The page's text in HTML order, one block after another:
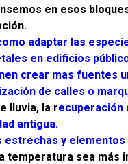
en esos
adaptar las
en edificios
crear mas fuentes
de calles o
lluvia, la recuperación
antigua.
estrechas y
temperatura sea